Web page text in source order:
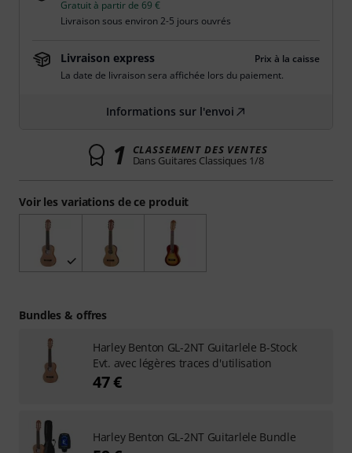
Voir les variations de ce produit
Gratuit à partir de 69 €
Livraison sous environ 2-5 jours ouvrés
Livraison express
Prix à la caisse
La date de livraison sera affichée lors du paiement.
Informations sur l'envoi
1 CLASSEMENT DES VENTES
Dans Guitares Classiques 1/8
Bundles & offres
Harley Benton GL-2NT Guitarlele B-Stock
Evt. avec légères traces d'utilisation
47 €
Harley Benton GL-2NT Guitarlele Bundle